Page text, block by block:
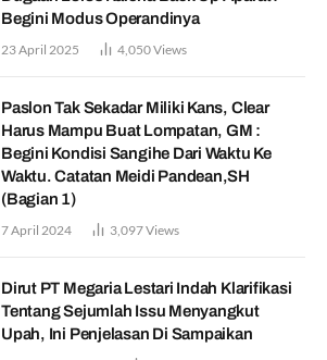
Begini Modus Operandinya
23 April 2025 4,050Views
Paslon Tak Sekadar Miliki Kans, Clear
Harus Mampu Buat Lompatan, GM :
Begini Kondisi Sangihe Dari Waktu Ke
Waktu. Catatan Meidi Pandean,SH
(Bagian 1)
7 April 2024 3,097Views
Dirut PT Megaria Lestari Indah Klarifikasi
Tentang Sejumlah Issu Menyangkut
Upah, Ini Penjelasan Di Sampaikan